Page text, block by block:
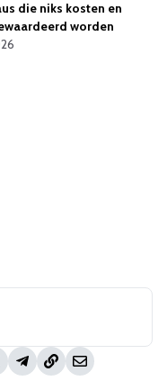
die niks kosten en
worden